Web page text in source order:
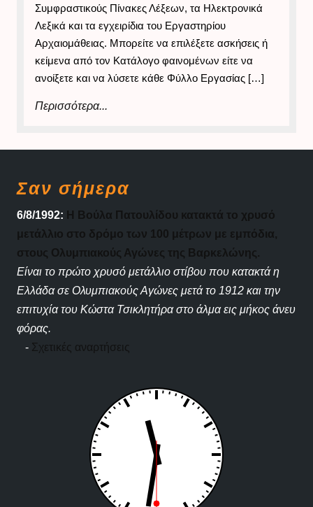
Συμφραστικούς Πίνακες Λέξεων, τα Ηλεκτρονικά
Λεξικά και τα εγχειρίδια του Εργαστηρίου
Αρχαιομάθειας. Μπορείτε να επιλέξετε ασκήσεις ή
κείμενα από τον Κατάλογο φαινομένων είτε να
ανοίξετε και να λύσετε κάθε Φύλλο Εργασίας […]
Περισσότερα...
Σαν σήμερα
6/8/1992: Η Βούλα Πατουλίδου κατακτά το χρυσό
μετάλλιο στο δρόμο των 100 μέτρων με εμπόδια,
στους Ολυμπιακούς Αγώνες της Βαρκελώνης.
Είναι το πρώτο χρυσό μετάλλιο στίβου που κατακτά η
Ελλάδα σε Ολυμπιακούς Αγώνες μετά το 1912 και την
επιτυχία του Κώστα Τσικλητήρα στο άλμα εις μήκος άνευ
φόρας.
- Σχετικές αναρτήσεις